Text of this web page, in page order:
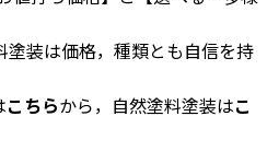
塗装は価格，種類とも自信を持
こちらから，自然塗料塗装はこ